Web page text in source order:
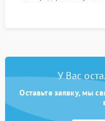
У Вас
Оставьте заявку, мы